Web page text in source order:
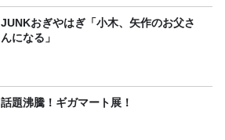
JUNKおぎやはぎ「小木、矢作のお父さ
んになる」
話題沸騰！ギガマート展！